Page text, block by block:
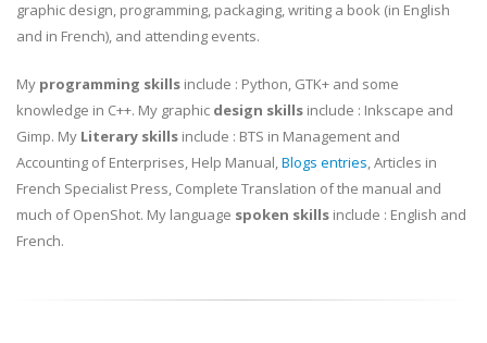
graphic design, programming, packaging, writing a book (in English
and in French), and attending events.
My programming skills include : Python, GTK+ and some
knowledge in C++. My graphic design skills include : Inkscape and
Gimp. My Literary skills include : BTS in Management and
Accounting of Enterprises, Help Manual,Blogs entries, Articles in
French Specialist Press, Complete Translation of the manual and
much of OpenShot. My language spoken skills include : English and
French.